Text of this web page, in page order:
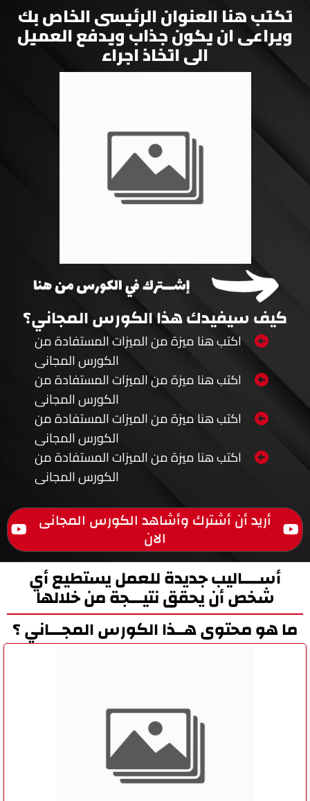
تكتب هنا العنوان الرئيسى الخاص بك
ويراعى ان يكون جذاب ويدفع العميل
الى اتخاذ اجراء
كيف سيفيدك هذا الكورس المجاني؟
اكتب هنا ميزة من الميزات المستفادة من
الكورس المجانى
اكتب هنا ميزة من الميزات المستفادة من
الكورس المجانى
اكتب هنا ميزة من الميزات المستفادة من
الكورس المجانى
اكتب هنا ميزة من الميزات المستفادة من
الكورس المجانى
أريد أن أشترك وأشاهد الكورس المجانى
الان
أســــاليب جديدة للعمل يستطيع أي
شخص أن يحقق نتيـــجة من خلالها
ما هو محتوى هــذا الكورس المجـــاني ؟